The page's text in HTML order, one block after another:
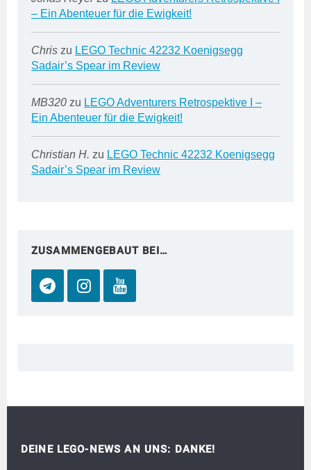
– Ein Abenteuer für die Ewigkeit!
Chris zu LEGO Technic 42232 Koenigsegg
Sadair’s Spear im Review
MB320 zu LEGO Adventurers Retrospektive I –
Ein Abenteuer für die Ewigkeit!
Christian H. zu LEGO Technic 42232 Koenigsegg
Sadair’s Spear im Review
ZUSAMMENGEBAUT BEI…
DEINE LEGO-NEWS AN UNS: DANKE!